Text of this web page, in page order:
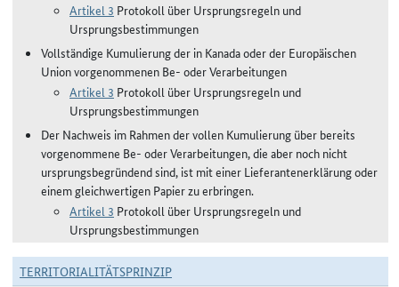
Artikel 3 Protokoll über Ursprungsregeln und
Ursprungsbestimmungen
Vollständige Kumulierung der in Kanada oder der Europäischen
Union vorgenommenen Be- oder Verarbeitungen
Artikel 3 Protokoll über Ursprungsregeln und
Ursprungsbestimmungen
Der Nachweis im Rahmen der vollen Kumulierung über bereits
vorgenommene Be- oder Verarbeitungen, die aber noch nicht
ursprungsbegründend sind, ist mit einer Lieferantenerklärung oder
einem gleichwertigen Papier zu erbringen.
Artikel 3 Protokoll über Ursprungsregeln und
Ursprungsbestimmungen
TERRITORIALITÄTSPRINZIP